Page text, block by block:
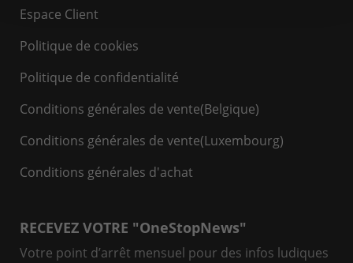
Espace Client
Politique de cookies
Politique de confidentialité
Conditions générales de vente(Belgique)
Conditions générales de vente(Luxembourg)
Conditions générales d'achat
RECEVEZ VOTRE "OneStopNews"
Votre point d’arrêt mensuel pour des infos ludiques